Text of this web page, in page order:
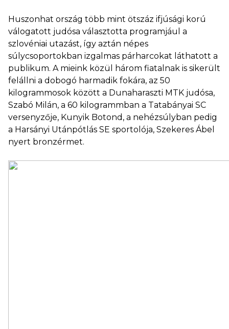
Huszonhat ország több mint ötszáz ifjúsági korú
válogatott judósa választotta programjául a
szlovéniai utazást, így aztán népes
súlycsoportokban izgalmas párharcokat láthatott a
publikum. A mieink közül három fiatalnak is sikerült
felállni a dobogó harmadik fokára, az 50
kilogrammosok között a Dunaharaszti MTK judósa,
Szabó Milán, a 60 kilogrammban a Tatabányai SC
versenyzője, Kunyik Botond, a nehézsúlyban pedig
a Harsányi Utánpótlás SE sportolója, Szekeres Ábel
nyert bronzérmet.